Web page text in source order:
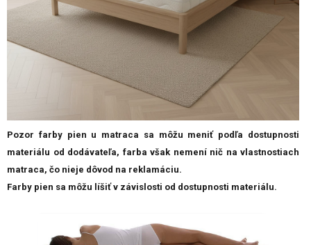
Pozor farby pien u matraca sa môžu meniť podľa dostupnosti
materiálu od dodávateľa, farba však nemení nič na vlastnostiach
matraca, čo nieje dôvod na reklamáciu.
Farby pien sa môžu líšiť v závislosti od dostupnosti materiálu.